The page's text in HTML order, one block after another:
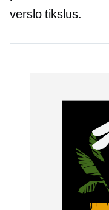
verslo tikslus.